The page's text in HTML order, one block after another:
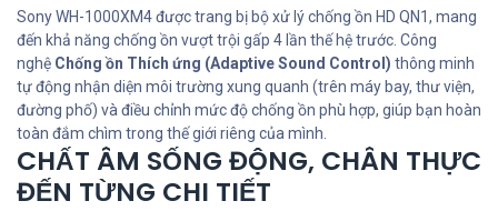
Sony WH-1000XM4 được trang bị bộ xử lý chống ồn HD QN1, mang
đến khả năng chống ồn vượt trội gấp 4 lần thế hệ trước. Công
nghệ Chống ồn Thích ứng (Adaptive Sound Control) thông minh
tự động nhận diện môi trường xung quanh (trên máy bay, thư viện,
đường phố) và điều chỉnh mức độ chống ồn phù hợp, giúp bạn hoàn
toàn đắm chìm trong thế giới riêng của mình.
CHẤT ÂM SỐNG ĐỘNG, CHÂN THỰC
ĐẾN TỪNG CHI TIẾT